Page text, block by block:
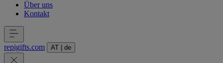
Über uns
Kontakt
repigifts.com AT de